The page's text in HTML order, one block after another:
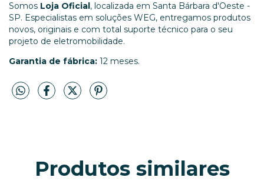
Somos Loja Oficial, localizada em Santa Bárbara d'Oeste -
SP. Especialistas em soluções WEG, entregamos produtos
novos, originais e com total suporte técnico para o seu
projeto de eletromobilidade.
Garantia de fábrica: 12 meses.
Produtos similares